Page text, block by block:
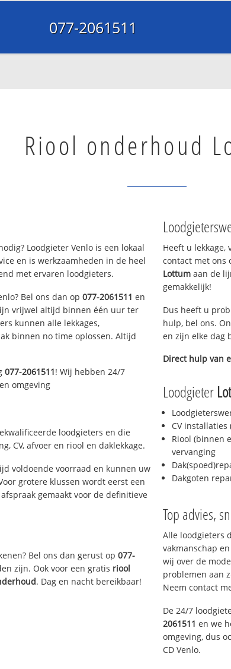
077-2061511
Riool onderhoud
Loodgieter Venlo is een lokaal
en is werkzaamheden in de heel
met ervaren loodgieters.
Bel ons dan op077-2061511 en
vrijwel altijd binnen één uur ter
kunnen alle lekkages,
binnen no time oplossen. Altijd
077-2061511! Wij hebben 24/7
omgeving
loodgieters en die
CV, afvoer en riool en daklekkage.
voldoende voorraad en kunnen uw
grotere klussen wordt eerst een
gemaakt voor de definitieve
Bel ons dan gerust op077-
zijn. Ook voor een gratis riool
. Dag en nacht bereikbaar!
Heeft u
contact met ons
Lottum aan de
gemakkelijk!
Dus heeft u
hulp, bel ons.
en zijn elke dag
Direct hulp van
Loodgieter
CV
Riool (binnen
vervanging
Dakgoten
Top advies,
Alle loodgieters
vakmanschap
wij over de
problemen aan
Neem contact
De 24/7
2061511 en we
omgeving, dus
CD Venlo.